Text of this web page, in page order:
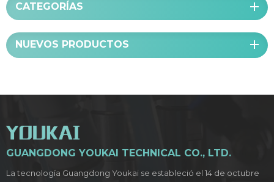
CATEGORÍAS
NUEVOS PRODUCTOS
GUANGDONG YOUKAI TECHNICAL CO., LTD.
La tecnología Guangdong Youkai se estableció el 14 de octubre